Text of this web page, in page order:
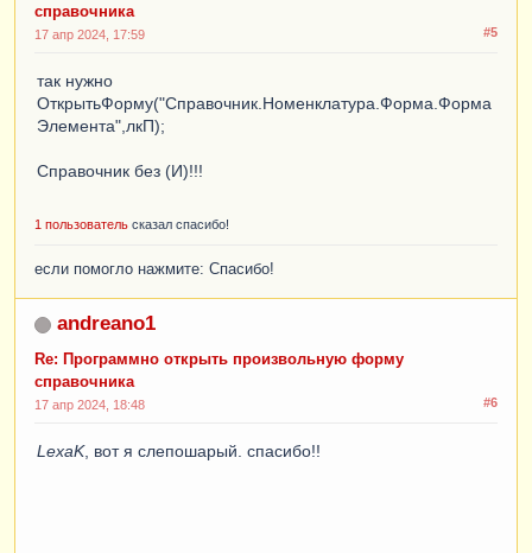
справочника
#5
17 апр 2024, 17:59
так нужно
ОткрытьФорму("Справочник.Номенклатура.Форма.Форма
Элемента",лкП);
Справочник без (И)!!!
1 пользователь сказал спасибо!
если помогло нажмите: Спасибо!
andreano1
Re: Программно открыть произвольную форму
справочника
#6
17 апр 2024, 18:48
LexaK, вот я слепошарый. спасибо!!